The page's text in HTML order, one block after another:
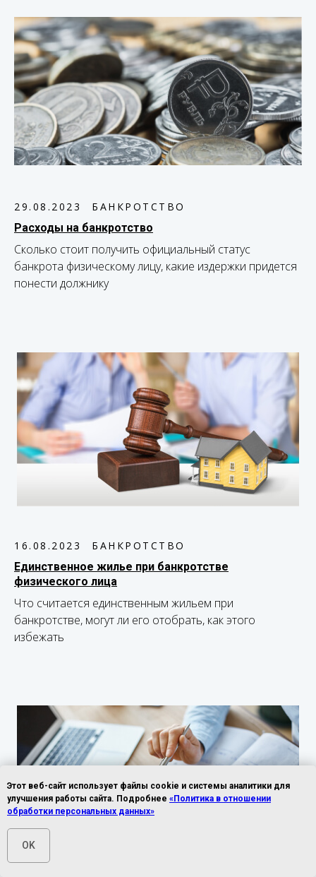
29.08.2023
БАНКРОТСТВО
Расходы на банкротство
Сколько стоит получить официальный статус
банкрота физическому лицу, какие издержки придется
понести должнику
16.08.2023
БАНКРОТСТВО
Единственное жилье при банкротстве
физического лица
Что считается единственным жильем при
банкротстве, могут ли его отобрать, как этого
избежать
Этот веб-сайт использует файлы cookie и системы аналитики для
улучшения работы сайта. Подробнее «Политика в отношении
обработки персональных данных»
OK